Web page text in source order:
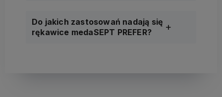
Do jakich zastosowań nadają się
rękawice medaSEPT PREFER?